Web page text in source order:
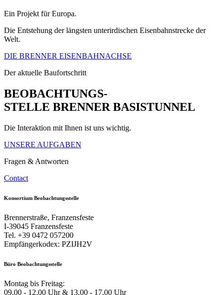
Ein Projekt für Europa.
Die Entstehung der längsten unterirdischen Eisenbahnstrecke der
Welt.
DIE BRENNER EISENBAHNACHSE
Der aktuelle Baufortschritt
BEOBACHTUNGS-
STELLE BRENNER BASISTUNNEL
Die Interaktion mit Ihnen ist uns wichtig.
UNSERE AUFGABEN
Fragen & Antworten
Contact
Konsortium Beobachtungsstelle
Brennerstraße, Franzensfeste
I-39045 Franzensfeste
Tel. +39 0472 057200
Empfängerkodex: PZIJH2V
Büro Beobachtungsstelle
Montag bis Freitag:
09.00 - 12.00 Uhr & 13.00 - 17.00 Uhr